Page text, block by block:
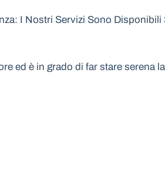
I Nostri Servizi Sono
ed è in grado di far stare serena